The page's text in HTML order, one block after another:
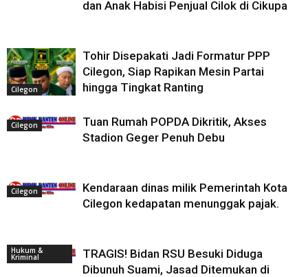
dan Anak Habisi Penjual Cilok di Cikupa
Cilegon
Tohir Disepakati Jadi Formatur PPP
Cilegon, Siap Rapikan Mesin Partai
hingga Tingkat Ranting
Cilegon
Tuan Rumah POPDA Dikritik, Akses
Stadion Geger Penuh Debu
Cilegon
Kendaraan dinas milik Pemerintah Kota
Cilegon kedapatan menunggak pajak.
Hukum &
Kriminal
TRAGIS! Bidan RSU Besuki Diduga
Dibunuh Suami, Jasad Ditemukan di